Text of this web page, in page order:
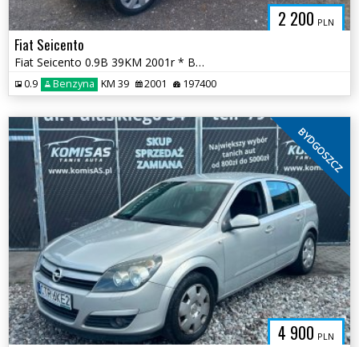
2 200 PLN
Fiat Seicento
Fiat Seicento 0.9B 39KM 2001r * BT na rok * TORUŃ
0.9 Benzyna KM 39 2001 197400
4 900 PLN
BYDGOSZCZ